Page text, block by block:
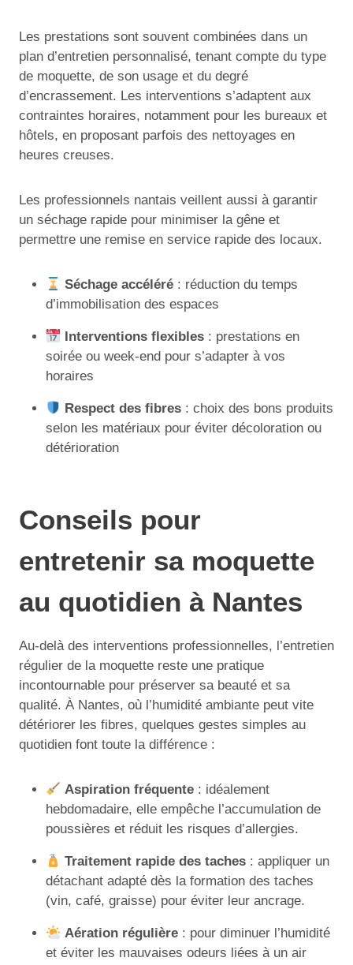
Les prestations sont souvent combinées dans un
plan d’entretien personnalisé, tenant compte du type
de moquette, de son usage et du degré
d’encrassement. Les interventions s’adaptent aux
contraintes horaires, notamment pour les bureaux et
hôtels, en proposant parfois des nettoyages en
heures creuses.
Les professionnels nantais veillent aussi à garantir
un séchage rapide pour minimiser la gêne et
permettre une remise en service rapide des locaux.
Séchage accéléré : réduction du temps
d’immobilisation des espaces
Interventions flexibles : prestations en
soirée ou week-end pour s’adapter à vos
horaires
Respect des fibres : choix des bons produits
selon les matériaux pour éviter décoloration ou
détérioration
Conseils pour
entretenir sa moquette
au quotidien à Nantes
Au-delà des interventions professionnelles, l’entretien
régulier de la moquette reste une pratique
incontournable pour préserver sa beauté et sa
qualité. À Nantes, où l’humidité ambiante peut vite
détériorer les fibres, quelques gestes simples au
quotidien font toute la différence :
Aspiration fréquente : idéalement
hebdomadaire, elle empêche l’accumulation de
poussières et réduit les risques d’allergies.
Traitement rapide des taches : appliquer un
détachant adapté dès la formation des taches
(vin, café, graisse) pour éviter leur ancrage.
Aération régulière : pour diminuer l’humidité
et éviter les mauvaises odeurs liées à un air